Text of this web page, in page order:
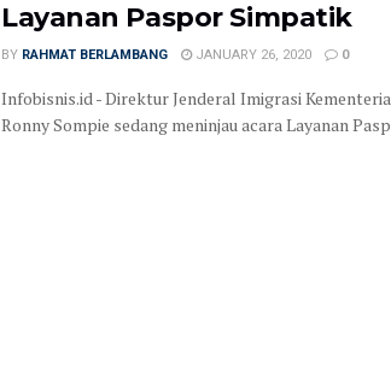
Layanan Paspor Simpatik
BY RAHMAT BERLAMBANG JANUARY 26, 2020 0
Infobisnis.id - Direktur Jenderal Imigrasi
Ronny Sompie sedang meninjau acara Layanan